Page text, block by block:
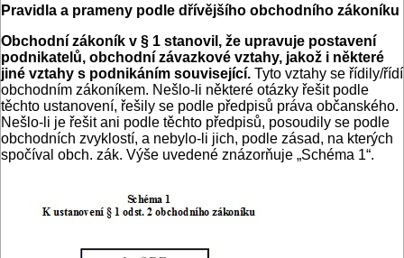
Pravidla a prameny podle dřívějšího obchodního zákoníku
Obchodní zákoník v § 1 stanovil, že upravuje postavení
podnikatelů, obchodní závazkové vztahy, jakož i některé
jiné vztahy s podnikáním související. Tyto vztahy se řídily/řídí
obchodním zákoníkem. Nešlo-li některé otázky řešit podle
těchto ustanovení, řešily se podle předpisů práva občanského.
Nešlo-li je řešit ani podle těchto předpisů, posoudily se podle
obchodních zvyklostí, a nebylo-li jich, podle zásad, na kterých
spočíval obch. zák. Výše uvedené znázorňuje „Schéma 1“.